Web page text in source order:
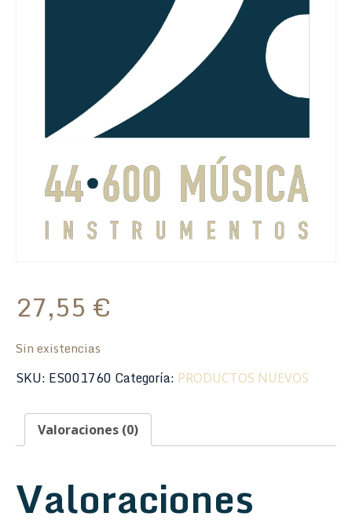
27,55 €
Sin existencias
SKU: ES001760 Categoría: PRODUCTOS NUEVOS
Valoraciones (0)
Valoraciones